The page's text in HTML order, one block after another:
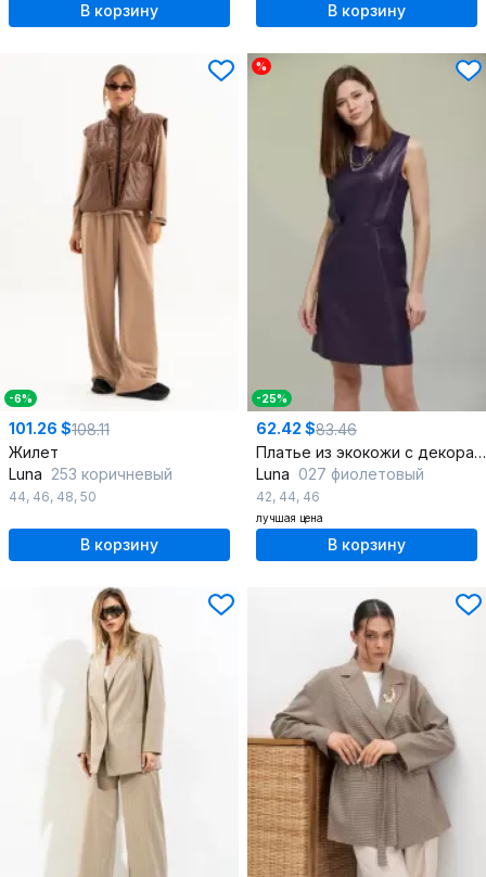
В корзину В корзину
-6%
101.26 $108.11
Жилет
Luna 253 коричневый
44, 46, 48, 50
В корзину
%
-25%
62.42 $83.46
Платье из экокожи с декоративными складками и расширением к низу
Luna 027 фиолетовый
42, 44, 46
лучшая цена
В корзину